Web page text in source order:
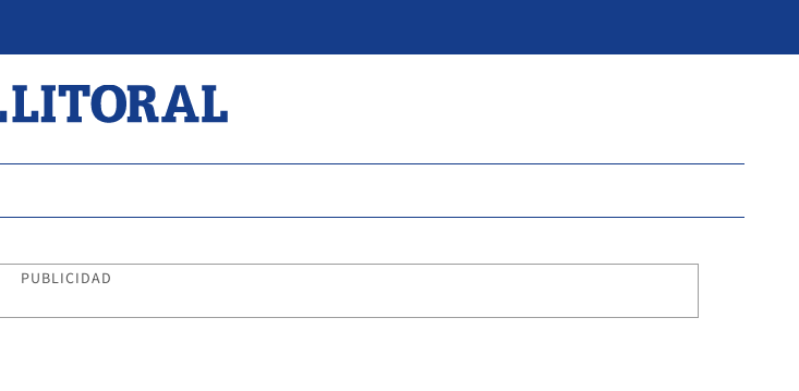
PUBLICIDAD